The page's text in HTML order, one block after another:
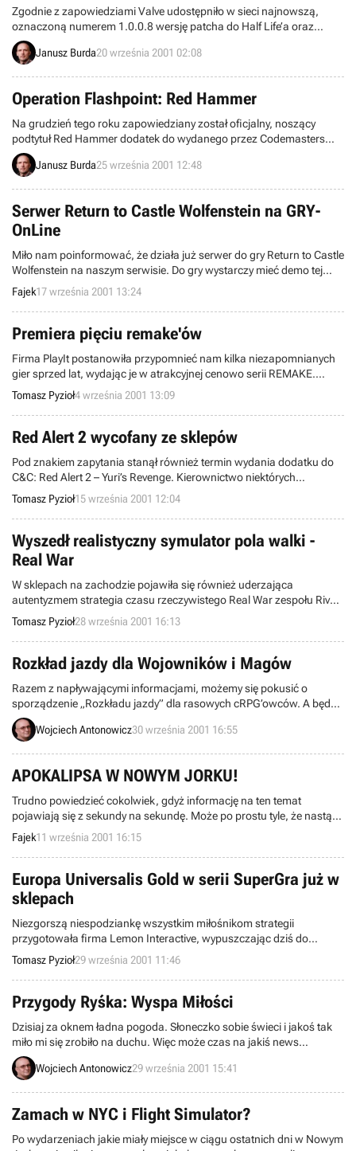
Zgodnie z zapowiedziami Valve udostępniło w sieci najnowszą,
oznaczoną numerem 1.0.0.8 wersję patcha do Half Life’a oraz
Counter Strike’a 1.3. Odpowiednie pliki możecie jak zwykle pobrać
również ze znajdującego się na naszych stronach działu Pliki.
Janusz Burda20 września 2001 02:08
Operation Flashpoint: Red Hammer
Na grudzień tego roku zapowiedziany został oficjalny, noszący
podtytuł Red Hammer dodatek do wydanego przez Codemasters
taktycznego symulatora wojennego – Operation Flashpoint.
Janusz Burda25 września 2001 12:48
Serwer Return to Castle Wolfenstein na GRY-
OnLine
Miło nam poinformować, że działa już serwer do gry Return to Castle
Wolfenstein na naszym serwisie. Do gry wystarczy mieć demo tej
właśnie gry.
Fajek17 września 2001 13:24
Premiera pięciu remake'ów
Firma PlayIt postanowiła przypomnieć nam kilka niezapomnianych
gier sprzed lat, wydając je w atrakcyjnej cenowo serii REMAKE.
Właśnie dzisiaj odbyła się premiera pięciu takich tytułów, z których
wszystkie ukazały się w bardzo przystępnych cenach 49 PLN.
Tomasz Pyzioł4 września 2001 13:09
Red Alert 2 wycofany ze sklepów
Pod znakiem zapytania stanął również termin wydania dodatku do
C&C: Red Alert 2 – Yuri’s Revenge. Kierownictwo niektórych
olbrzymich hipermarketów sprzedających gry komputerowe w USA
poleciło wycofać z półek sklepowych jedną z produkcji Westwood
Studios – Red Alert 2.
Tomasz Pyzioł15 września 2001 12:04
Wyszedł realistyczny symulator pola walki -
Real War
W sklepach na zachodzie pojawiła się również uderzająca
autentyzmem strategia czasu rzeczywistego Real War zespołu Rival
Interactive. Gra, wydana przez firmę Simon & Schuster, promowana
jest raczej jako symulacja wojenna niż prosty RTS, wzorująca się na
prawdziwym symulatorze taktycznym Joint Forces Deployment
wykorzystywanym do szkolenia amerykańskich oficerów.
Tomasz Pyzioł28 września 2001 16:13
Rozkład jazdy dla Wojowników i Magów
Razem z napływającymi informacjami, możemy się pokusić o
sporządzenie „Rozkładu jazdy” dla rasowych cRPG’owców. A będzie
w czym wybierać gdyż producenci zachęceni zeszłorocznym
sukcesem gatunku nie spoczęli na laurach. Mamy więc kilka bardzo
Wojciech Antonowicz30 września 2001 16:55
APOKALIPSA W NOWYM JORKU!
Trudno powiedzieć cokolwiek, gdyż informację na ten temat
pojawiają się z sekundy na sekundę. Może po prostu tyle, że nastąpił
atak terrorystyczny na CAŁE Stany Zjednoczone – 2 samolotu
uderzyły w World Trade Center. Jedna z wież biurowca właśnie się
zawaliła. Również został zaatakowany Pentagon! Kolejne 2
samoloty uderzyły w ten największy na świecie biurowiec.
Fajek11 września 2001 16:15
Europa Universalis Gold w serii SuperGra już w
sklepach
Niezgorszą niespodziankę wszystkim miłośnikom strategii
przygotowała firma Lemon Interactive, wypuszczając dziś do
sklepów na terenie całego kraju grę strategiczną Europa Universalis
Gold. Ta uznana przez wielu za jedna z najciekawszych strategii
turowych gra ukazała się w serii SuperGra w naprawdę przystępnej
cenie 29,90 zł.
Tomasz Pyzioł29 września 2001 11:46
Przygody Ryśka: Wyspa Miłości
Dzisiaj za oknem ładna pogoda. Słoneczko sobie świeci i jakoś tak
miło mi się zrobiło na duchu. Więc może czas na jakiś news
lżejszego kalibru. Firma Lemon Interactive zapowiedziała wydanie
na rynku polskim gry Przygody Ryśka: Wyspa Miłości będącej
Wojciech Antonowicz29 września 2001 15:41
Zamach w NYC i Flight Simulator?
Po wydarzeniach jakie miały miejsce w ciągu ostatnich dni w Nowym